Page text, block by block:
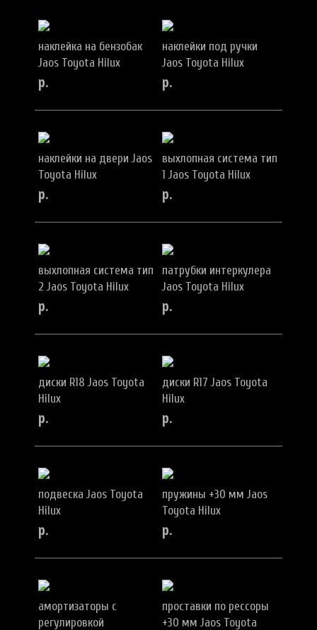
наклейка на бензобак
Jaos Toyota Hilux
р.
наклейки под ручки
Jaos Toyota Hilux
р.
наклейки на двери Jaos
Toyota Hilux
р.
выхлопная система тип
1 Jaos Toyota Hilux
р.
выхлопная система тип
2 Jaos Toyota Hilux
р.
патрубки интеркулера
Jaos Toyota Hilux
р.
диски R18 Jaos Toyota
Hilux
р.
диски R17 Jaos Toyota
Hilux
р.
подвеска Jaos Toyota
Hilux
р.
пружины +30 мм Jaos
Toyota Hilux
р.
амортизаторы с
регулировкой
проставки по рессоры
+30 мм Jaos Toyota